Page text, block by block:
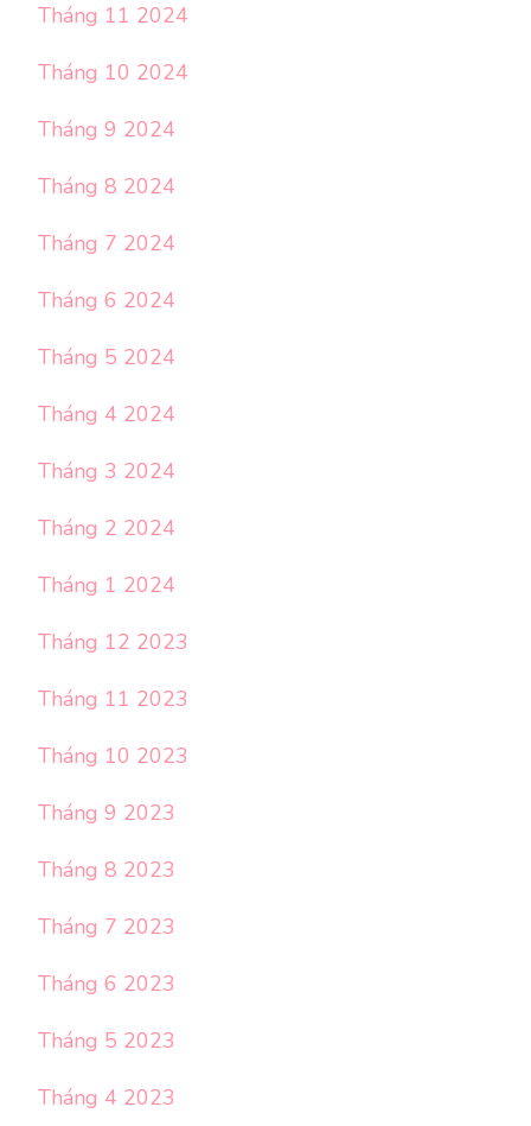
Tháng 11 2024
Tháng 10 2024
Tháng 9 2024
Tháng 8 2024
Tháng 7 2024
Tháng 6 2024
Tháng 5 2024
Tháng 4 2024
Tháng 3 2024
Tháng 2 2024
Tháng 1 2024
Tháng 12 2023
Tháng 11 2023
Tháng 10 2023
Tháng 9 2023
Tháng 8 2023
Tháng 7 2023
Tháng 6 2023
Tháng 5 2023
Tháng 4 2023